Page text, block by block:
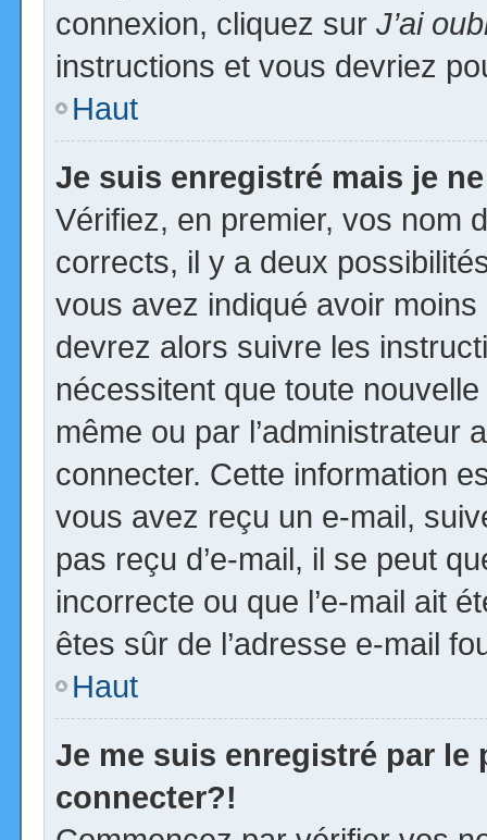
connexion, cliquez sur J’ai
instructions et vous devriez
Haut
Je suis enregistré mais je
Vérifiez, en premier, vos nom
corrects, il y a deux
vous avez indiqué avoir
devrez alors suivre les
nécessitent que toute
même ou par l’administrateur
connecter. Cette information
vous avez reçu un e-mail,
pas reçu d’e-mail, il se peut
incorrecte ou que l’e-mail ait
êtes sûr de l’adresse e-mail
Haut
Je me suis enregistré par le
connecter?!